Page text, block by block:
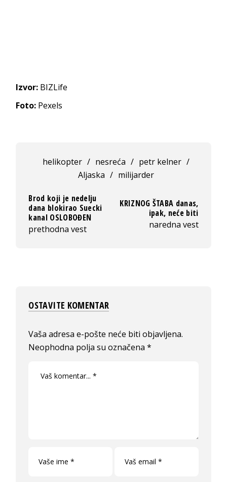
Izvor: BIZLife
Foto: Pexels
helikopter / nesreća / petr kelner /
Aljaska / milijarder
Brod koji je nedelju
dana blokirao Suecki
kanal OSLOBOĐEN
prethodna vest
KRIZNOG ŠTABA danas,
ipak, neće biti
naredna vest
OSTAVITE KOMENTAR
Vaša adresa e-pošte neće biti objavljena.
Neophodna polja su označena*